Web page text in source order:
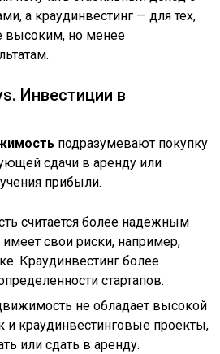
а краудинвестинг — для тех,
высоким, но менее
Инвестиции в
подразумевают покупку
сдачи в аренду или
прибыли.
считается более надежным
свои риски, например,
Краудинвестинг более
стартапов.
не обладает высокой
и краудинвестинговые проекты,
или сдать в аренду.